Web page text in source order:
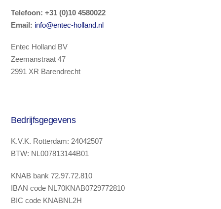
Telefoon: +31 (0)10 4580022
Email: info@entec-holland.nl
Entec Holland BV
Zeemanstraat 47
2991 XR Barendrecht
Bedrijfsgegevens
K.V.K. Rotterdam: 24042507
BTW: NL007813144B01
KNAB bank 72.97.72.810
IBAN code NL70KNAB0729772810
BIC code KNABNL2H